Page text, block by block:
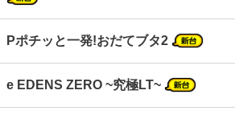
Pポチッと一発!おだてブタ2
e EDENS ZERO ~究極LT~